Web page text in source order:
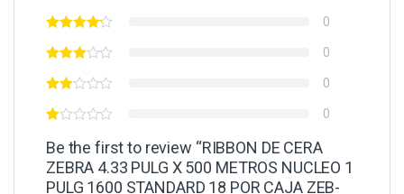
0
0
0
0
Be the first to review “RIBBON DE CERA
ZEBRA 4.33 PULG X 500 METROS NUCLEO 1
PULG 1600 STANDARD 18 POR CAJA ZEB-